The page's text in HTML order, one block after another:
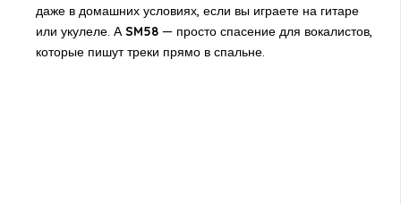
даже в домашних условиях, если вы играете на гитаре
или укулеле. АSM58— просто спасение для вокалистов,
которые пишут треки прямо в спальне.